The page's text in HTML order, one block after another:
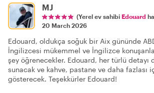
MJ
(Yerel ev sahibi Edouard
20 March 2026
Edouard, oldukça soğuk bir Aix gününde
İngilizcesi mükemmel ve İngilizce
şey öğrenecekler. Edouard, her türlü detayı
sunacak ve kahve, pastane ve daha fazlası
gösterecek. Teşekkürler Edouard!